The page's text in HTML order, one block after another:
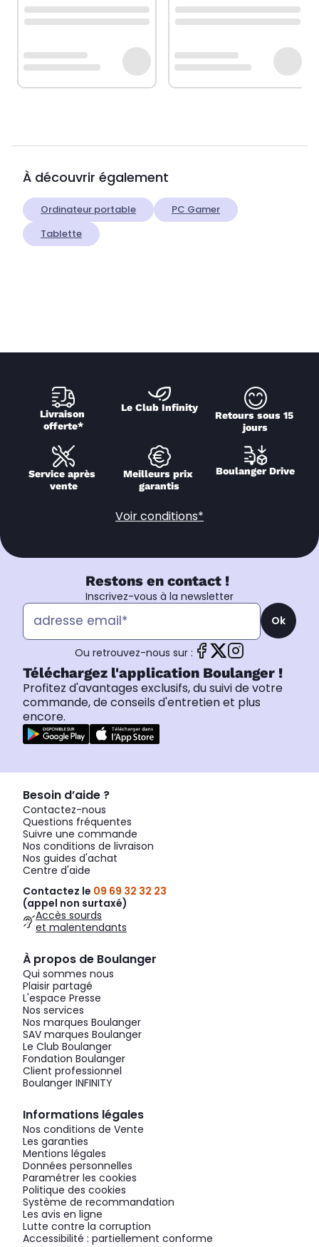
À découvrir également
Ordinateur portable
PC Gamer
Tablette
Livraison
offerte*
Le Club Infinity
Retours sous 15
jours
Service après
vente
Meilleurs prix
garantis
Boulanger Drive
Voir conditions*
Restons en contact !
Inscrivez-vous à la newsletter
Ok
Ou retrouvez-nous sur :
Téléchargez l'application Boulanger !
Profitez d'avantages exclusifs, du suivi de votre
commande, de conseils d'entretien et plus
encore.
Besoin d’aide ?
Contactez-nous
Questions fréquentes
Suivre une commande
Nos conditions de livraison
Nos guides d'achat
Centre d'aide
Contactez le 09 69 32 32 23
(appel non surtaxé)
Accès sourds
et malentendants
À propos de Boulanger
Qui sommes nous
Plaisir partagé
L'espace Presse
Nos services
Nos marques Boulanger
SAV marques Boulanger
Le Club Boulanger
Fondation Boulanger
Client professionnel
Boulanger INFINITY
Informations légales
Nos conditions de Vente
Les garanties
Mentions légales
Données personnelles
Paramétrer les cookies
Politique des cookies
Système de recommandation
Les avis en ligne
Lutte contre la corruption
Accessibilité : partiellement conforme